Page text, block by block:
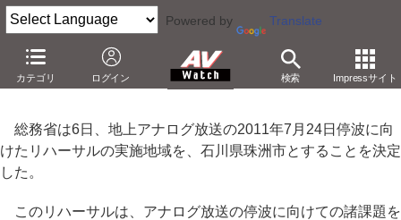
Powered by Translate
カテゴリ ログイン 検索 Impressサイト
石川県珠洲市で地上アナログの停波リハーサルを実施
－2009年度内に停波実験。2011年に向け問題抽出
総務省は6日、地上アナログ放送の2011年7月24日停波に向
けたリハーサルの実施地域を、石川県珠洲市とすることを決定
した。
このリハーサルは、アナログ放送の停波に向けての諸課題を